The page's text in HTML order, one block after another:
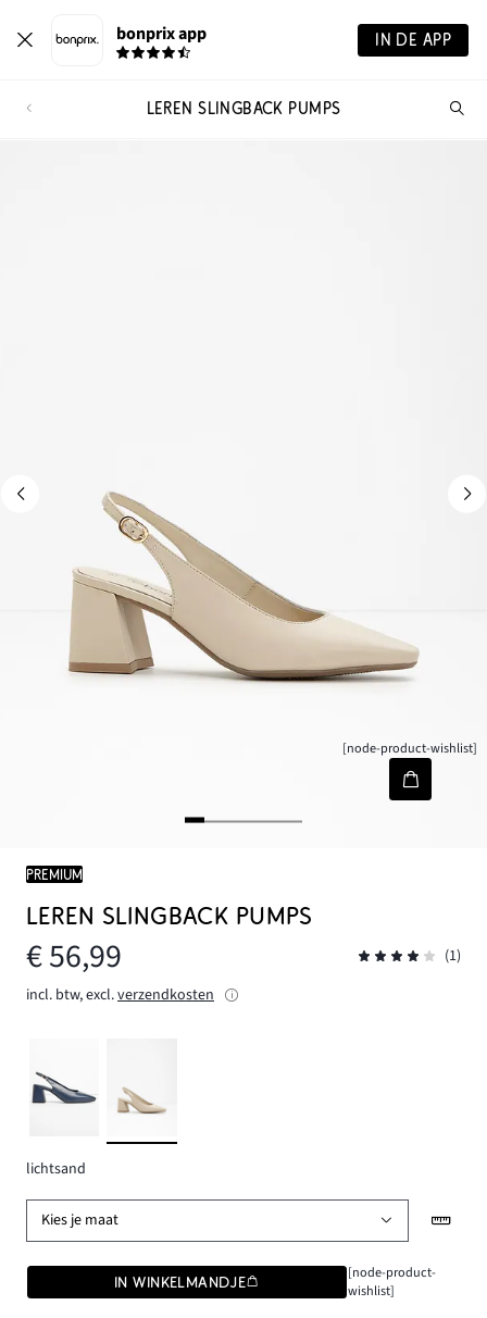
bonprix app IN DE APP
LEREN SLINGBACK PUMPS
[node-product-wishlist]
PREMIUM
LEREN SLINGBACK PUMPS
€ 56,99
(1)
incl. btw, excl.verzendkosten
lichtsand
Kies je maat
IN WINKELMANDJE
[node-product-
wishlist]